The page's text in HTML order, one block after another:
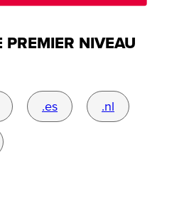
PREMIER NIVEAU
.es .nl